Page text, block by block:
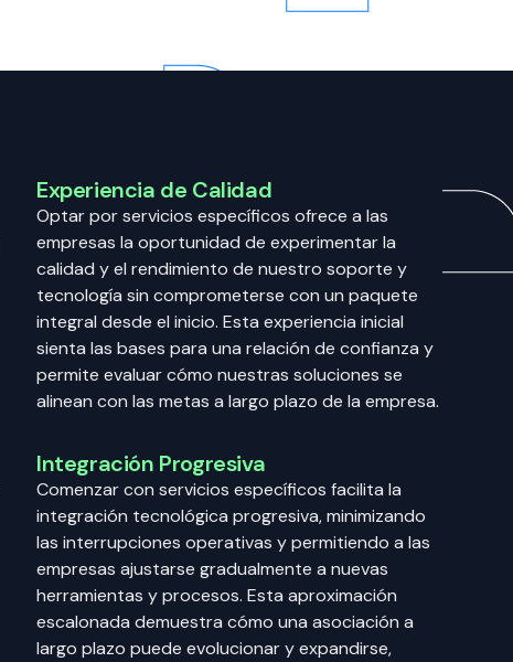
Experiencia de Calidad
Optar por servicios específicos ofrece a las
empresas la oportunidad de experimentar la
calidad y el rendimiento de nuestro soporte y
tecnología sin comprometerse con un paquete
integral desde el inicio. Esta experiencia inicial
sienta las bases para una relación de confianza y
permite evaluar cómo nuestras soluciones se
alinean con las metas a largo plazo de la empresa.
Integración Progresiva
Comenzar con servicios específicos facilita la
integración tecnológica progresiva, minimizando
las interrupciones operativas y permitiendo a las
empresas ajustarse gradualmente a nuevas
herramientas y procesos. Esta aproximación
escalonada demuestra cómo una asociación a
largo plazo puede evolucionar y expandirse,